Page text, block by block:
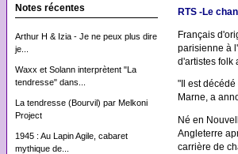
Notes récentes
Arthur H & Izia - Je ne peux plus dire
je...
Waxx et Solann interprètent "La
tendresse" dans...
La tendresse (Bourvil) par Melkoni
Project
1945 : Au Lapin Agile, cabaret
mythique de...
RTS -Le
Français
parisienne à
d'artistes folk
"Il est
Marne, a
Né en
Angleterre
carrière de